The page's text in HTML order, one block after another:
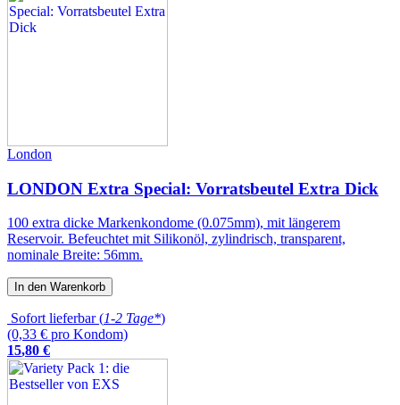
London
LONDON Extra Special: Vorratsbeutel Extra Dick
100 extra dicke Markenkondome (0.075mm), mit längerem
Reservoir. Befeuchtet mit Silikonöl, zylindrisch, transparent,
nominale Breite: 56mm.
In den Warenkorb
Sofort lieferbar (1-2 Tage*)
(0,33 € pro Kondom)
15,80 €